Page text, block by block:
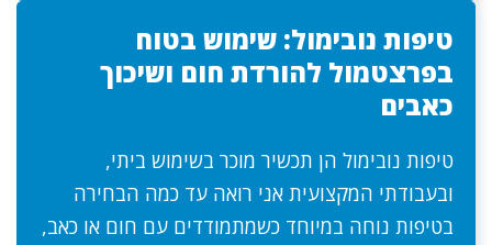
טיפות נובימול: שימוש בטוח
בפרצטמול להורדת חום ושיכוך
כאבים
טיפות נובימול הן תכשיר מוכר בשימוש ביתי,
ובעבודתי המקצועית אני רואה עד כמה הבחירה
בטיפות נוחה במיוחד כשמתמודדים עם חום או כאב,